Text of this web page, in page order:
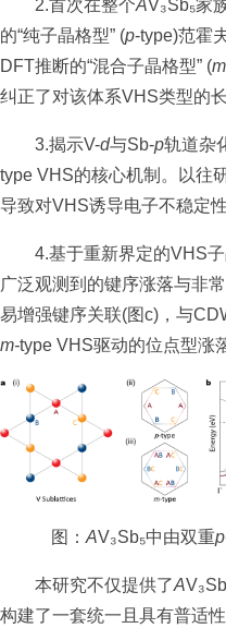
2.首次在整个AV₃Sb₅家
的“纯子晶格型” (p-type)范霍
DFT推断的“混合子晶格型” (m
纠正了对该体系VHS类型的长
3.揭示V-d与Sb-p轨道杂
type VHS的核心机制。以往
导致对VHS诱导电子不稳定
4.基于重新界定的VHS
广泛观测到的键序涨落与非
易增强键序关联(图c)，与
m-type VHS驱动的位点型涨
图： AV₃Sb₅中由双重p
本研究不仅提供了A
构建了一套统一且具有普适